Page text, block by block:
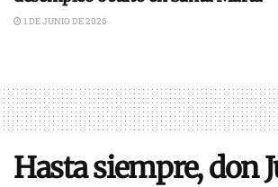
1 DE JUNIO DE 2026
Hasta siempre, don